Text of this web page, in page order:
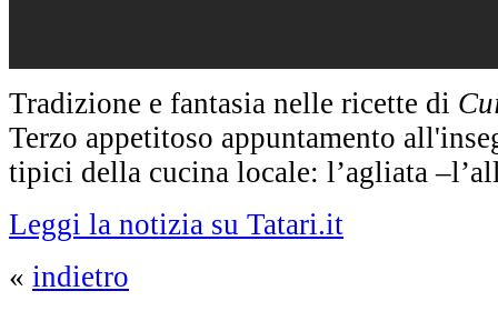
Tradizione e fantasia nelle ricette di
Terzo appetitoso appuntamento
tipici della cucina locale: l’agliata
Leggi la notizia su Tatari.it
« indietro